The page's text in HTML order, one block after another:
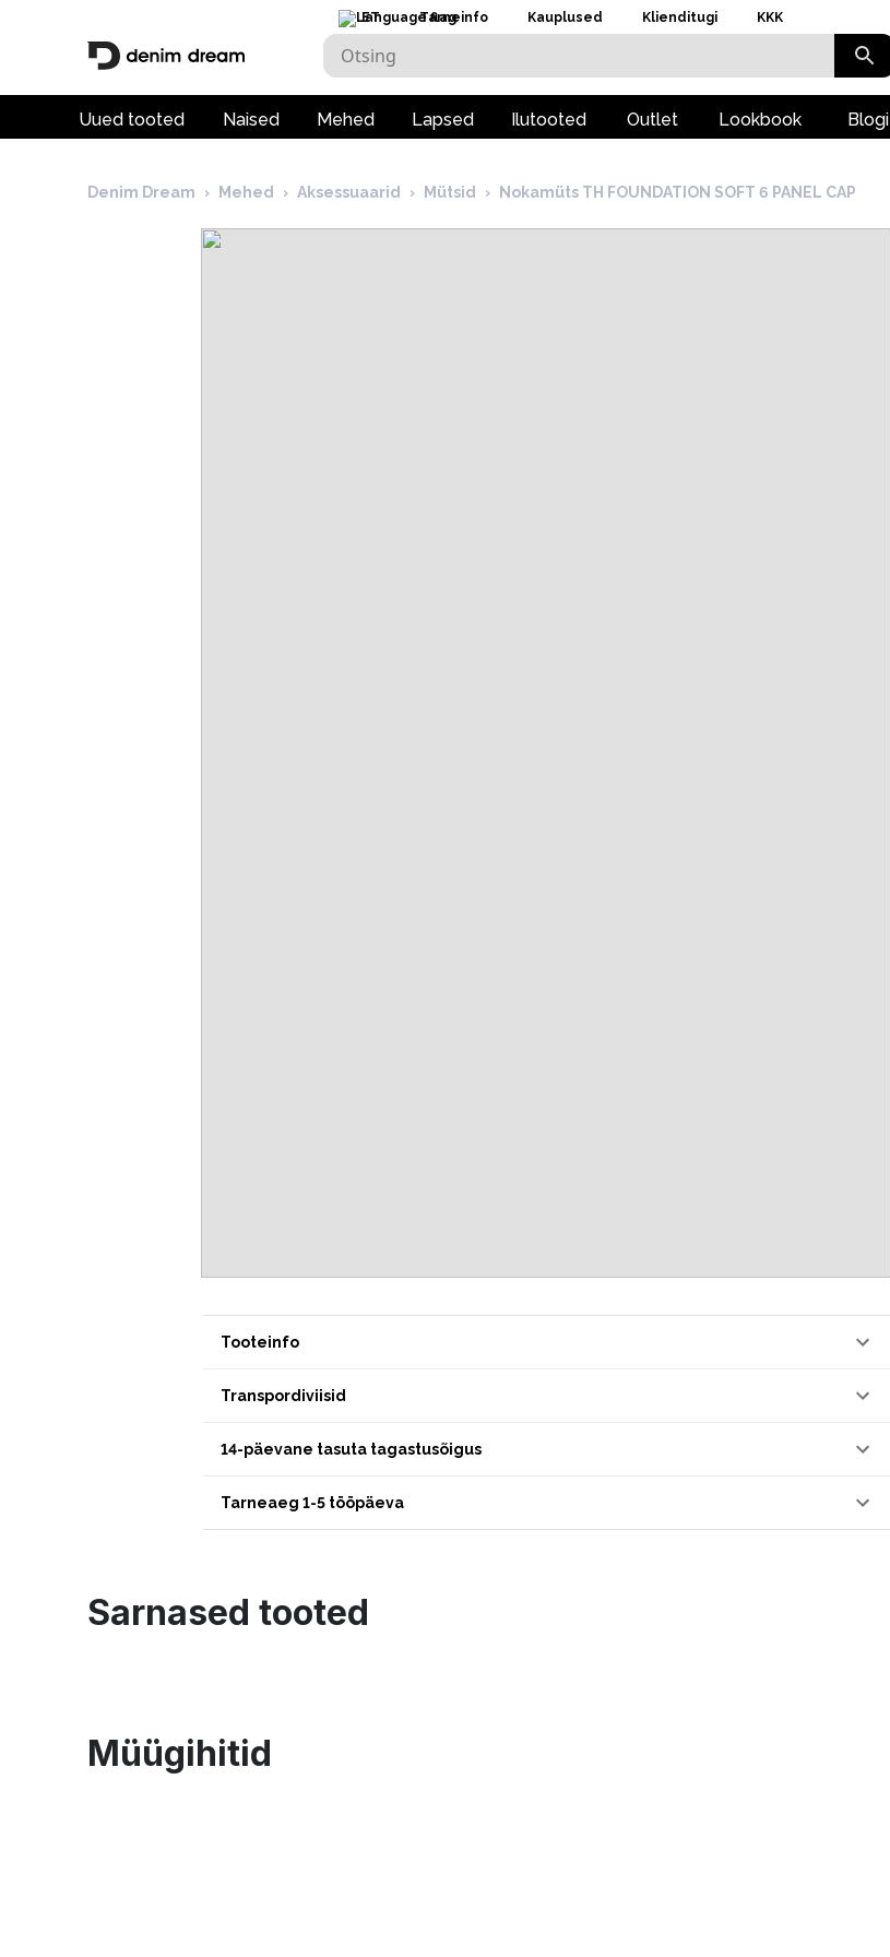
ET Tarneinfo Kauplused Klienditugi KKK
Uued tooted Naised Mehed Lapsed Ilutooted Outlet Lookbook Blogi
Denim Dream › Mehed › Aksessuaarid › Mütsid › Nokamüts TH FOUNDATION SOFT 6 PANEL CAP
Tooteinfo
Transpordiviisid
14-päevane tasuta tagastusõigus
Tarneaeg 1-5 tööpäeva
Sarnased tooted
Müügihitid